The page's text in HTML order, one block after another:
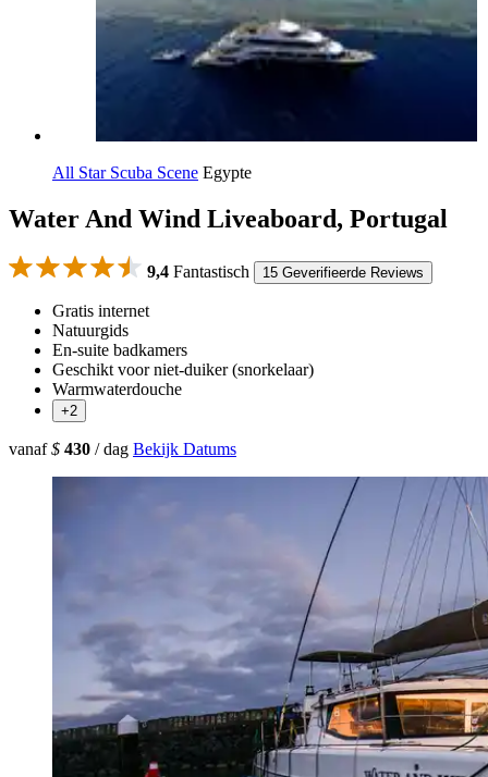
All Star Scuba Scene Egypte
Water And Wind Liveaboard, Portugal
9,4 Fantastisch 15 Geverifieerde Reviews
Gratis internet
Natuurgids
En-suite badkamers
Geschikt voor niet-duiker (snorkelaar)
Warmwaterdouche
+2
vanaf$ 430 / dag Bekijk Datums